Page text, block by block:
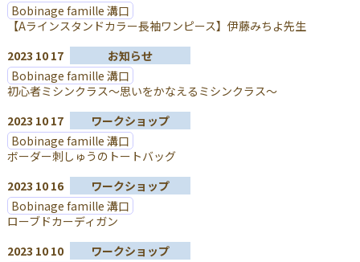
Bobinage famille 溝口
【Aラインスタンドカラー長袖ワンピース】伊藤みちよ先生
2023 10 17
お知らせ
Bobinage famille 溝口
初心者ミシンクラス～思いをかなえるミシンクラス～
2023 10 17
ワークショップ
Bobinage famille 溝口
ボーダー刺しゅうのトートバッグ
2023 10 16
ワークショップ
Bobinage famille 溝口
ローブドカーディガン
2023 10 10
ワークショップ